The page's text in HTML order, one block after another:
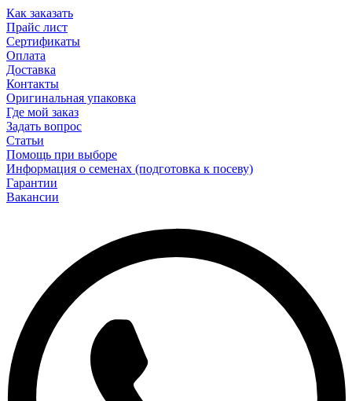
Как заказать
Прайс лист
Сертификаты
Оплата
Доставка
Контакты
Оригинальная упаковка
Где мой заказ
Задать вопрос
Статьи
Помощь при выборе
Информация о семенах (подготовка к посеву)
Гарантии
Вакансии